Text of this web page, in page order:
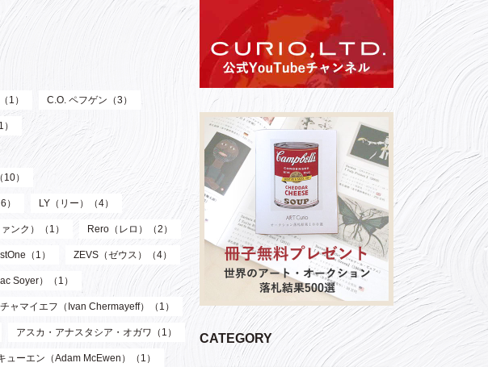
1） C.O. ペフゲン（3）
）
LY（リー）（4）
ンク）（1） Rero（レロ）（2）
（1） ZEVS（ゼウス）（4）
Soyer）（1）
ャマイエフ（Ivan Chermayeff）（1）
アスカ・アナスタシア・オガワ（1）
ューエン（Adam McEwen）（1）
CATEGORY